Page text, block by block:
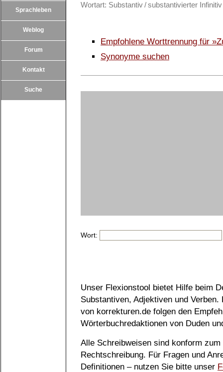
Sprachleben
Weblog
Forum
Kontakt
Suche
Wortart: Substantiv / substantivierter Infinitiv
Empfohlene Worttrennung für
Synonyme suchen
Wort:
Unser Flexionstool bietet Hilfe beim
Substantiven, Adjektiven und
von korrekturen.de folgen den
Wörterbuchredaktionen von Duden
Alle Schreibweisen sind konform
Rechtschreibung. Für Fragen und
Definitionen – nutzen Sie bitte unser